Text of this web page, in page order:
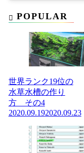
POPULAR
世界ランク19位の
水草水槽の作り
方 その4
2020.09.192020.09.23